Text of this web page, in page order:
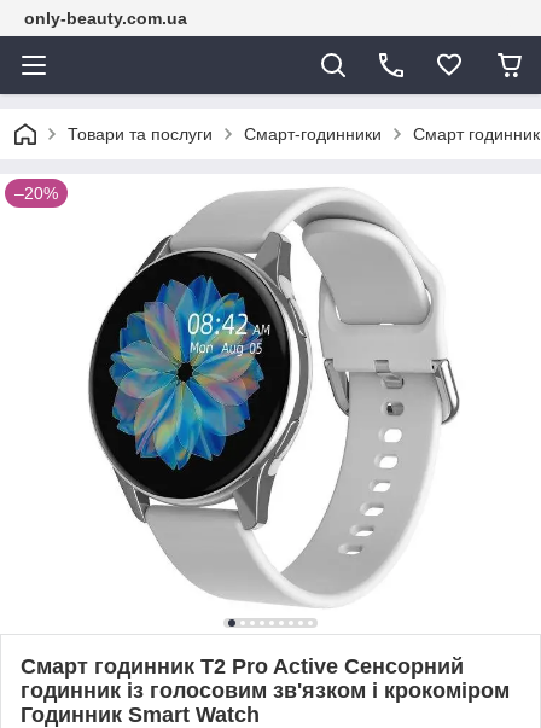
only-beauty.com.ua
Товари та послуги Смарт-годинники Смарт
–20%
Смарт годинник T2 Pro Active Сенсорний
годинник із голосовим зв'язком і крокоміром
Годинник Smart Watch